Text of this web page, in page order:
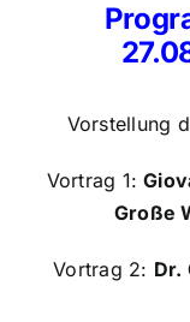
Vorstellung
Vortrag 1:
Große
Vortrag 2: Dr.